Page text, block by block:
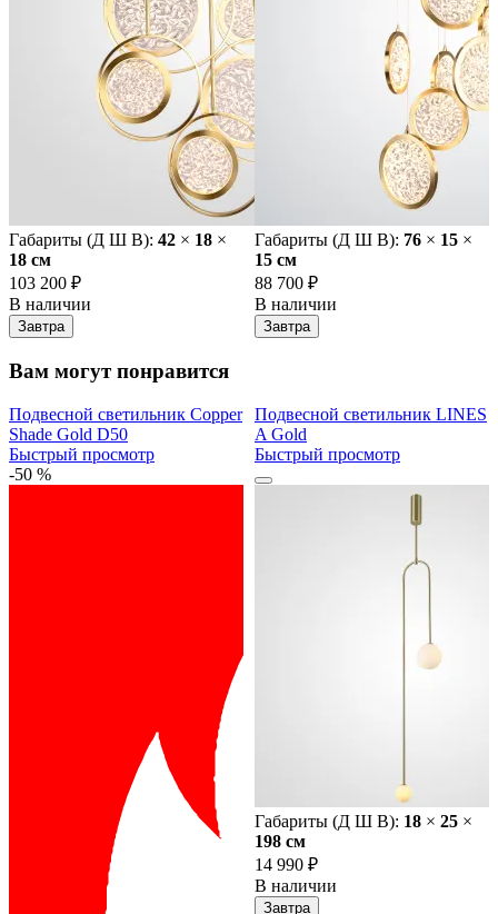
Габариты (Д Ш В): 42 × 18 ×
18 cм
103 200 ₽
В наличии
Завтра
Габариты (Д Ш В): 76 × 15 ×
15 cм
88 700 ₽
В наличии
Завтра
Вам могут понравится
Подвесной светильник Copper
Shade Gold D50
Быстрый просмотр
-50 %
Подвесной светильник LINES
A Gold
Быстрый просмотр
Габариты (Д Ш В): 18 × 25 ×
198 cм
14 990 ₽
В наличии
Завтра